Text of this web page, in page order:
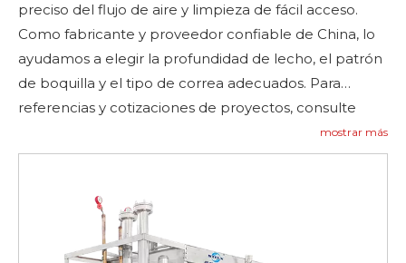
preciso del flujo de aire y limpieza de fácil acceso.
Como fabricante y proveedor confiable de China, lo
ayudamos a elegir la profundidad de lecho, el patrón
de boquilla y el tipo de correa adecuados. Para
referencias y cotizaciones de proyectos, consulte
mostrar más